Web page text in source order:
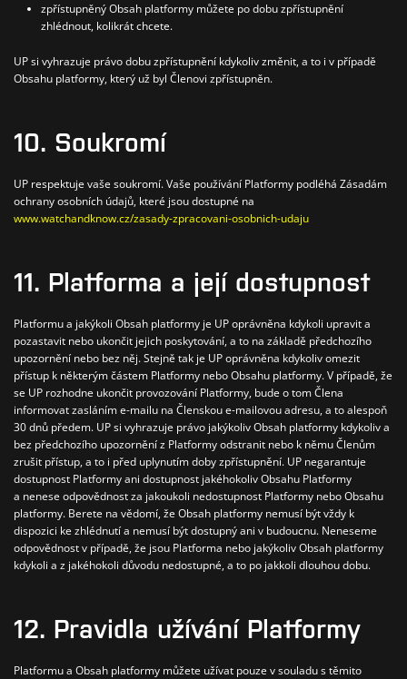
zpřístupněný Obsah platformy můžete po dobu zpřístupnění
zhlédnout, kolikrát chcete.
UP si vyhrazuje právo dobu zpřístupnění kdykoliv změnit, a to i v případě
Obsahu platformy, který už byl Členovi zpřístupněn.
10. Soukromí
UP respektuje vaše soukromí. Vaše používání Platformy podléhá Zásadám
ochrany osobních údajů, které jsou dostupné na
www.watchandknow.cz/zasady-zpracovani-osobnich-udaju
11. Platforma a její dostupnost
Platformu a jakýkoli Obsah platformy je UP oprávněna kdykoli upravit a
pozastavit nebo ukončit jejich poskytování, a to na základě předchozího
upozornění nebo bez něj. Stejně tak je UP oprávněna kdykoliv omezit
přístup k některým částem Platformy nebo Obsahu platformy.V případě, že
se UP rozhodne ukončit provozování Platformy, bude o tom Člena
informovat zasláním e-mailu na Členskou e-mailovou adresu, a to alespoň
30 dnů předem. UP si vyhrazuje právo jakýkoliv Obsah platformy kdykoliv a
bez předchozího upozornění z Platformy odstranit nebo k němu Členům
zrušit přístup, a to i před uplynutím doby zpřístupnění. UP negarantuje
dostupnost Platformy ani dostupnost jakéhokoliv Obsahu Platformy
a nenese odpovědnost za jakoukoli nedostupnost Platformy nebo Obsahu
platformy. Berete na vědomí, že Obsah platformy nemusí být vždy k
dispozici ke zhlédnutí a nemusí být dostupný ani v budoucnu. Neneseme
odpovědnost v případě, že jsou Platforma nebo jakýkoliv Obsah platformy
kdykoli a z jakéhokoli důvodu nedostupné, a to po jakkoli dlouhou dobu.
12. Pravidla užívání Platformy
Platformu a Obsah platformy můžete užívat pouze v souladu s těmito